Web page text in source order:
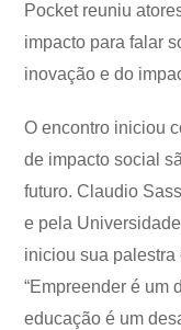
Pocket reuniu
impacto para falar
inovação e do
O encontro iniciou
de impacto social
futuro. Claudio
e pela
iniciou sua
“Empreender é um
educação é um